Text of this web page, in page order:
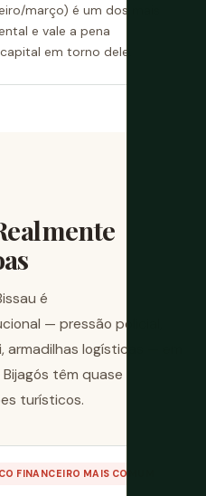
março) é um dos mais
e vale a pena
em torno dele.
é
— pressão policial,
logísticas — em
têm quase
turísticos.
FINANCEIRO MAIS COMUM